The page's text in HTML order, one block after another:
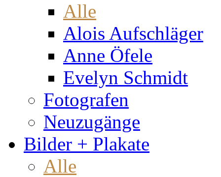
Alle
Alois Aufschläger
Anne Öfele
Evelyn Schmidt
Fotografen
Neuzugänge
Bilder + Plakate
Alle